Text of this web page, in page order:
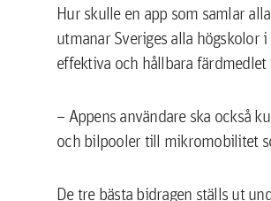
Hur skulle en app som samlar
utmanar Sveriges alla
effektiva och hållbara färdmedlet
– Appens användare ska också
och bilpooler till mikromobilitet
De tre bästa bidragen ställs ut